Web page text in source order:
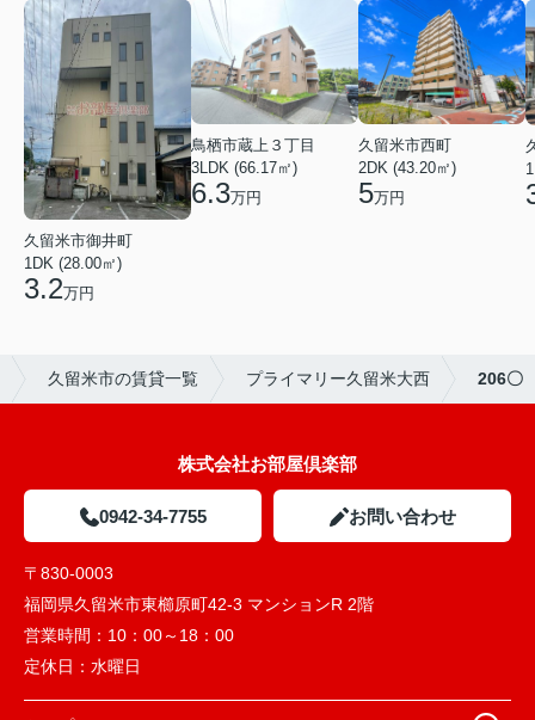
久留米市御井町
1DK (28.00㎡)
3.2万円
鳥栖市蔵上３丁目
3LDK (66.17㎡)
6.3万円
久留米市西町
2DK (43.20㎡)
5万円
久留米市の賃貸一覧 プライマリー久留米大西 206〇
株式会社お部屋倶楽部
0942-34-7755 お問い合わせ
〒830-0003
福岡県久留米市東櫛原町42-3 マンションR 2階
営業時間： 10：00～18：00
定休日： 水曜日